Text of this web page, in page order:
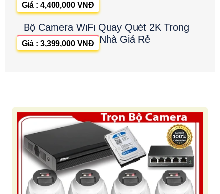
Giá : 4,400,000 VNĐ
Bộ Camera WiFi Quay Quét 2K Trong
Nhà Giá Rẻ
Giá : 3,399,000 VNĐ